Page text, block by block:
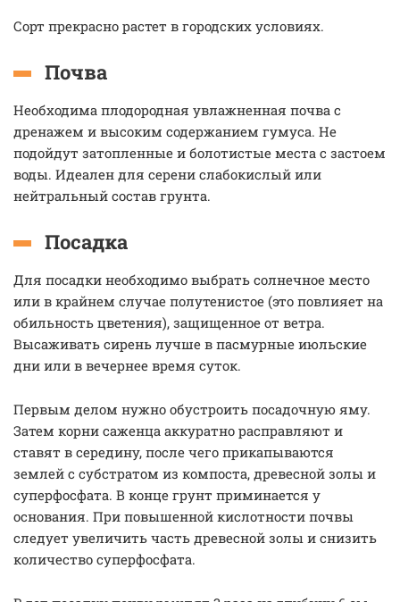
Сорт прекрасно растет в городских условиях.
Почва
Необходима плодородная увлажненная почва с
дренажем и высоким содержанием гумуса. Не
подойдут затопленные и болотистые места с застоем
воды. Идеален для серени слабокислый или
нейтральный состав грунта.
Посадка
Для посадки необходимо выбрать солнечное место
или в крайнем случае полутенистое (это повлияет на
обильность цветения), защищенное от ветра.
Высаживать сирень лучше в пасмурные июльские
дни или в вечернее время суток.
Первым делом нужно обустроить посадочную яму.
Затем корни саженца аккуратно расправляют и
ставят в середину, после чего прикапываются
землей с субстратом из компоста, древесной золы и
суперфосфата. В конце грунт приминается у
основания. При повышенной кислотности почвы
следует увеличить часть древесной золы и снизить
количество суперфосфата.